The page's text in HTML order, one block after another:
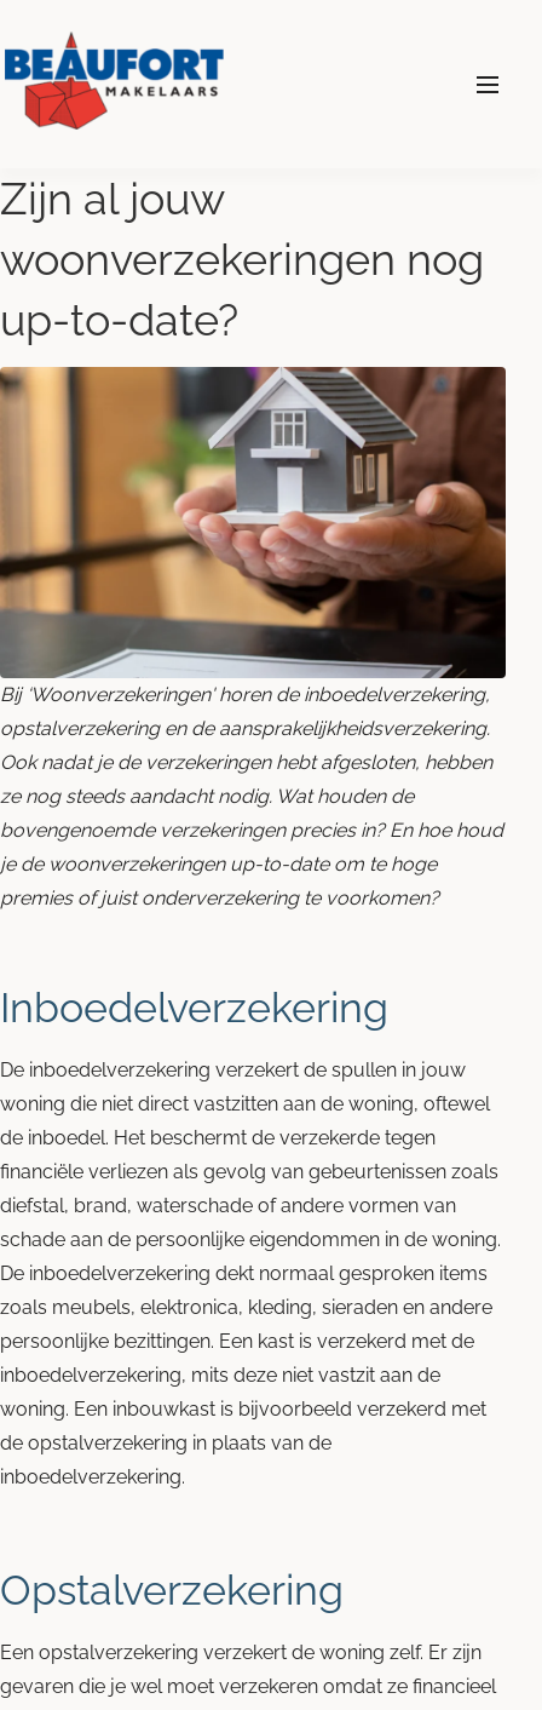
Diensten
Wonen
Blog
Contact opnemen
Zijn al jouw
woonverzekeringen nog
up-to-date?
Bij ‘Woonverzekeringen' horen de inboedelverzekering,
opstalverzekering en de aansprakelijkheidsverzekering.
Ook nadat je de verzekeringen hebt afgesloten, hebben
ze nog steeds aandacht nodig. Wat houden de
bovengenoemde verzekeringen precies in? En hoe houd
je de woonverzekeringen up-to-date om te hoge
premies of juist onderverzekering te voorkomen?
Inboedelverzekering
De inboedelverzekering verzekert de spullen in jouw
woning die niet direct vastzitten aan de woning, oftewel
de inboedel. Het beschermt de verzekerde tegen
financiële verliezen als gevolg van gebeurtenissen zoals
diefstal, brand, waterschade of andere vormen van
schade aan de persoonlijke eigendommen in de woning.
De inboedelverzekering dekt normaal gesproken items
zoals meubels, elektronica, kleding, sieraden en andere
persoonlijke bezittingen. Een kast is verzekerd met de
inboedelverzekering, mits deze niet vastzit aan de
woning. Een inbouwkast is bijvoorbeeld verzekerd met
de opstalverzekering in plaats van de
inboedelverzekering.
Opstalverzekering
Een opstalverzekering verzekert de woning zelf. Er zijn
gevaren die je wel moet verzekeren omdat ze financieel